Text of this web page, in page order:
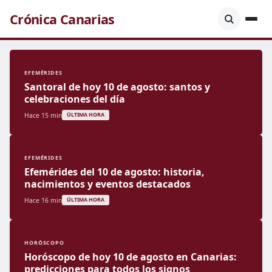
Crónica Canarias
EFEMÉRIDES
Santoral de hoy 10 de agosto: santos y
celebraciones del día
Hace 15 min ÚLTIMA HORA
EFEMÉRIDES
Efemérides del 10 de agosto: historia,
nacimientos y eventos destacados
Hace 16 min ÚLTIMA HORA
HORÓSCOPO
Horóscopo de hoy 10 de agosto en Canarias:
predicciones para todos los signos